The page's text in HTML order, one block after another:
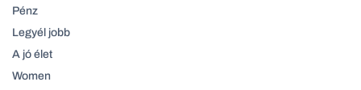
Pénz
Legyél jobb
A jó élet
Women